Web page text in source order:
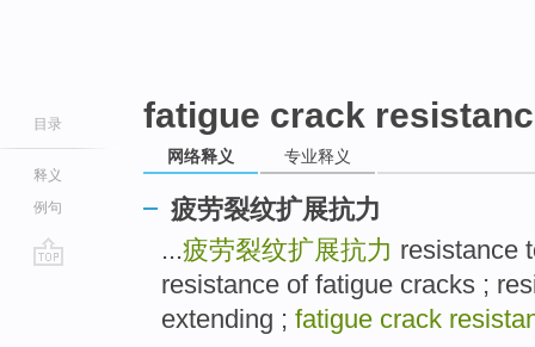
目录
释义
例句
fatigue crack
网络释义 专业释义
疲劳裂纹扩展抗力
...疲劳裂纹扩展抗力 resistance
resistance of fatigue cracks ;
extending ; fatigue crack